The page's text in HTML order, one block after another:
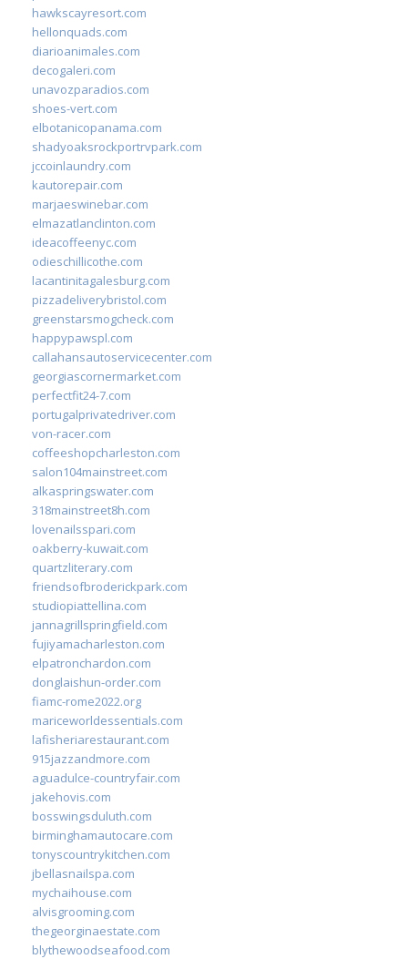
hawkscayresort.com
hellonquads.com
diarioanimales.com
decogaleri.com
unavozparadios.com
shoes-vert.com
elbotanicopanama.com
shadyoaksrockportrvpark.com
jccoinlaundry.com
kautorepair.com
marjaeswinebar.com
elmazatlanclinton.com
ideacoffeenyc.com
odieschillicothe.com
lacantinitagalesburg.com
pizzadeliverybristol.com
greenstarsmogcheck.com
happypawspl.com
callahansautoservicecenter.com
georgiascornermarket.com
perfectfit24-7.com
portugalprivatedriver.com
von-racer.com
coffeeshopcharleston.com
salon104mainstreet.com
alkaspringswater.com
318mainstreet8h.com
lovenailsspari.com
oakberry-kuwait.com
quartzliterary.com
friendsofbroderickpark.com
studiopiattellina.com
jannagrillspringfield.com
fujiyamacharleston.com
elpatronchardon.com
donglaishun-order.com
fiamc-rome2022.org
mariceworldessentials.com
lafisheriarestaurant.com
915jazzandmore.com
aguadulce-countryfair.com
jakehovis.com
bosswingsduluth.com
birminghamautocare.com
tonyscountrykitchen.com
jbellasnailspa.com
mychaihouse.com
alvisgrooming.com
thegeorginaestate.com
blythewoodseafood.com